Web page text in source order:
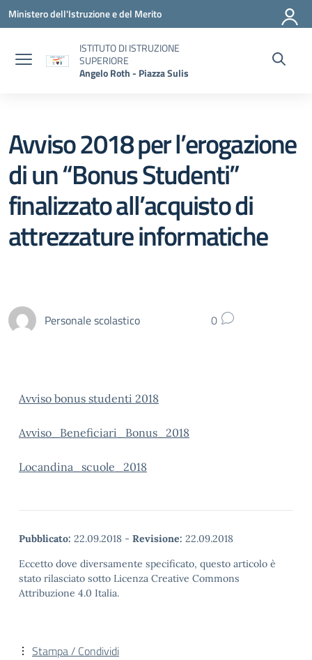
Vai ai contenuti
Vai al menu di navigazione
Vai al footer
Ministero dell'Istruzione e del Merito
ISTITUTO DI ISTRUZIONE
SUPERIORE
Angelo Roth - Piazza Sulis
Avviso 2018 per l’erogazione
di un “Bonus Studenti”
finalizzato all’acquisto di
attrezzature informatiche
Personale scolastico 0
Avviso bonus studenti 2018
Avviso_Beneficiari_Bonus_2018
Locandina_scuole_2018
Pubblicato: 22.09.2018 - Revisione: 22.09.2018
Eccetto dove diversamente specificato, questo articolo è
stato rilasciato sotto Licenza Creative Commons
Attribuzione 4.0 Italia.
Stampa / Condividi